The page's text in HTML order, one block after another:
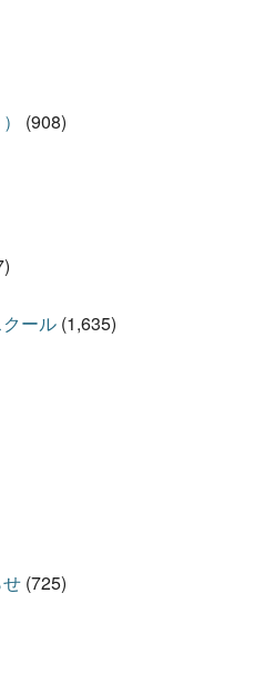
(908)
ール (1,635)
(725)